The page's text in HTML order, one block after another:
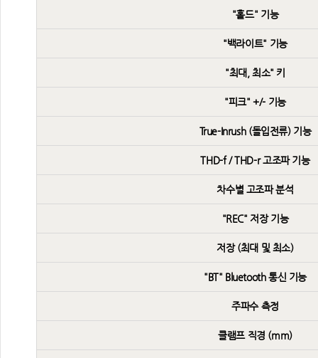
"홀드" 기능
"백라이트" 기능
"최대, 최소" 키
"피크" +/- 기능
True-Inrush (돌입전류) 기능
THD-f / THD-r 고조파 기능
차수별 고조파 분석
"REC" 저장 기능
저장 (최대 및 최소)
"BT" Bluetooth 통신 기능
주파수 측정
클램프 직경 (mm)